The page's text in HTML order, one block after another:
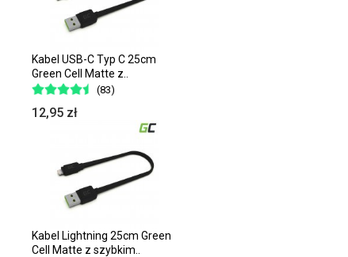
Kabel USB-C Typ C 25cm
Green Cell Matte z..
(83)
12,95 zł
Kabel Lightning 25cm Green
Cell Matte z szybkim..